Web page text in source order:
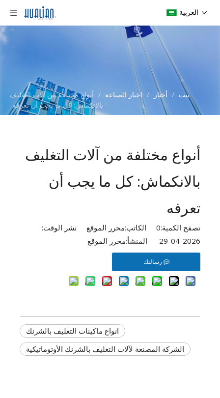
العربية
بيت / أخبار / اخبار الصناعة / أنواع مختلفة من آلات التغليف
بالانكماش: كل ما يجب أن تعرفه
أنواع مختلفة من آلات التغليف
بالانكماش: كل ما يجب أن
تعرفه
تصفح الكمية:0 الكاتب:محرر الموقع نشر الوقت:
2026-04-29 المنشأ:
محرر الموقع
رسالتك
انواع ماكينات التغليف بالشرنك
الشركة المصنعة لآلات التغليف بالشرنك الأوتوماتيكية